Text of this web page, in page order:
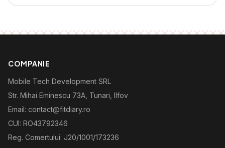
COMPANIE
Mobile Tech Development SRL
Str. Mihai Eminescu 73A, Tunari, Ilfov
Email: contact@fitdiary.ro
CUI: RO43792346
Reg. Comertului: J20/1001/173236